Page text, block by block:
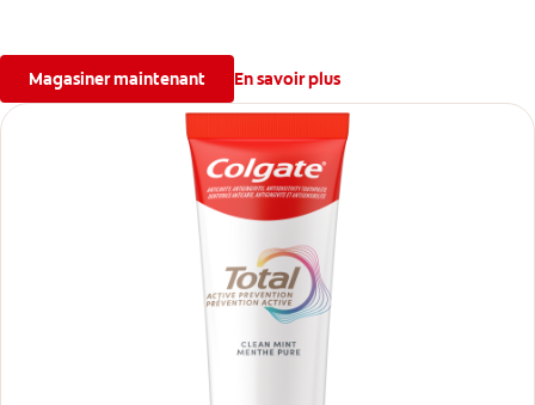
fraîche.
Magasiner maintenant En savoir plus